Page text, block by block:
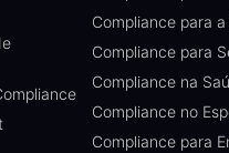
Compliance para
Compliance para
Compliance na
Compliance no
Compliance para